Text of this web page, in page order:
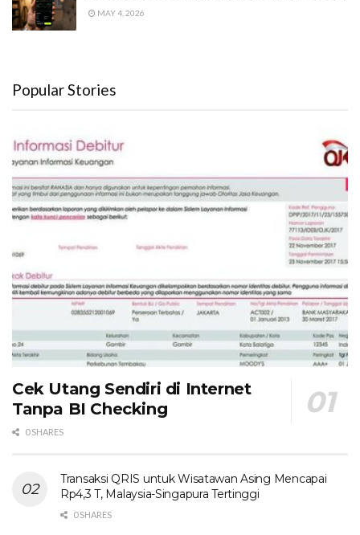
MAY 4, 2026
Popular Stories
Cek Utang Sendiri di Internet
Tanpa BI Checking
0 SHARES
Transaksi QRIS untuk Wisatawan Asing Mencapai
Rp4,3 T, Malaysia-Singapura Tertinggi
0 SHARES